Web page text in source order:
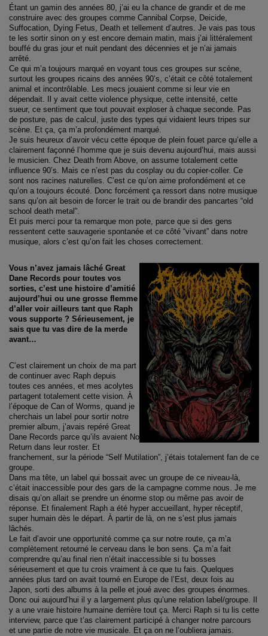
Étant un gamin des années 80, j’ai eu la chance de grandir et de me
construire avec des groupes comme Cannibal Corpse, Deicide,
Suffocation, Dying Fetus, Death et tellement d’autres. Je vais pas tous
te les sortir sinon on y est encore demain matin, mais j’ai littéralement
bouffé du gras jour et nuit pendant des décennies et je n’ai jamais
arrêté.
Ce qui m’a toujours marqué en voyant tous ces groupes sur scène,
surtout les groupes ricains des années 90’s, c’était ce côté totalement
animal et incontrôlable. Les mecs jouaient comme si leur vie en
dépendait. Il y avait cette violence physique, cette intensité, cette
sueur, ce sentiment que tout pouvait exploser à chaque seconde. Pas
de posture, pas de calcul, juste des types qui vidaient leurs tripes sur
scène. Et ça, ça m’a profondément marqué.
Je suis heureux d’avoir vécu cette époque de plein fouet parce qu’elle a
clairement façonné l’homme que je suis devenu aujourd’hui, mais aussi
le musicien. Chez Death from Above, on assume totalement cette
influence 90’s. Mais ce n’est pas du cosplay ou du copier-coller. Ce
sont nos racines naturelles. C’est ce qu’on aime profondément et ce
qu’on a toujours écouté. Donc forcément ça ressort dans notre musique
sans qu’on ait besoin de forcer le trait ou de brandir des pancartes “old
school death metal”.
Et puis merci pour ta remarque mon pote, parce que si des gens
ressentent cette sauvagerie spontanée et ce côté “vivant” dans notre
musique, alors c’est qu’on fait les choses correctement.
Vous n’avez jamais lâché Great
Dane Records pour toutes vos
sorties, c’est une histoire d’amitié
aujourd’hui ou une grosse flemme
d’aller voir ailleurs tant que Raph
vous supporte ? Sérieusement, je
sais que tu vas dire de la merde
avant…
C’est clairement un choix de ma part
de continuer avec Raph depuis
toutes ces années, et mes acolytes
partagent totalement cette vision. À
l’époque de Can of Worms, quand je
cherchais un label pour sortir notre
premier album, j’avais repéré Great
Dane Records parce qu’ils avaient No
Return dans leur roster. Et
franchement, sur la période “Self Mutilation”, j’étais totalement fan de ce
groupe.
Dans ma tête, un label qui bossait avec un groupe de ce niveau-là,
c’était inaccessible pour des gars de la campagne comme nous. Je me
disais qu’on allait se prendre un énorme stop ou même pas avoir de
réponse. Et finalement Raph a été hyper accueillant, hyper réceptif,
super humain dès le départ. À partir de là, on ne s’est plus jamais
lâchés.
Le fait d’avoir une opportunité comme ça sur notre route, ça m’a
complètement retourné le cerveau dans le bon sens. Ça m’a fait
comprendre qu’au final rien n’était inaccessible si tu bosses
sérieusement et que tu crois vraiment à ce que tu fais. Quelques
années plus tard on avait tourné en Europe de l’Est, deux fois au
Japon, sorti des albums à la pelle et joué avec des groupes énormes.
Donc oui aujourd’hui il y a largement plus qu’une relation label/groupe. Il
y a une vraie histoire humaine derrière tout ça. Merci Raph si tu lis cette
interview, parce que t’as clairement participé à changer notre parcours
et une partie de notre vie musicale. Et ça on ne l’oubliera jamais.